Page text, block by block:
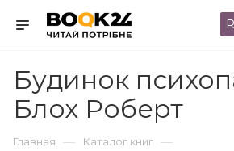
Будинок
Блох Роберт
Главная — Каталог книг —